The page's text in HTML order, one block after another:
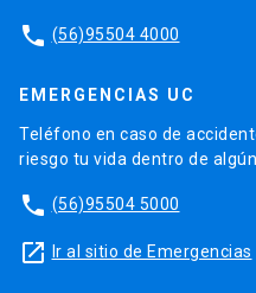
phone (56)95504 4000
EMERGENCIAS UC
Teléfono en caso de
riesgo tu vida dentro de
phone (56)95504 5000
launch Ir al sitio de Emergencias